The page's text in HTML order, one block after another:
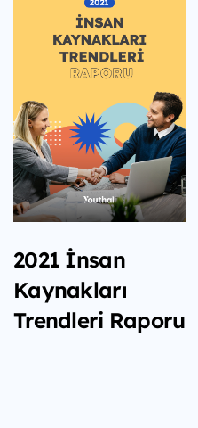
2021 İnsan
Kaynakları
Trendleri Raporu